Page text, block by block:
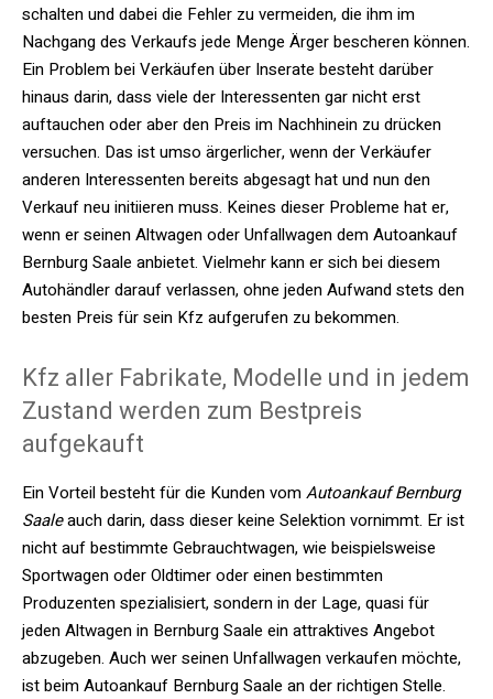
schalten und dabei die Fehler zu vermeiden, die ihm im
Nachgang des Verkaufs jede Menge Ärger bescheren können.
Ein Problem bei Verkäufen über Inserate besteht darüber
hinaus darin, dass viele der Interessenten gar nicht erst
auftauchen oder aber den Preis im Nachhinein zu drücken
versuchen. Das ist umso ärgerlicher, wenn der Verkäufer
anderen Interessenten bereits abgesagt hat und nun den
Verkauf neu initiieren muss. Keines dieser Probleme hat er,
wenn er seinen Altwagen oder Unfallwagen dem Autoankauf
Bernburg Saale anbietet. Vielmehr kann er sich bei diesem
Autohändler darauf verlassen, ohne jeden Aufwand stets den
besten Preis für sein Kfz aufgerufen zu bekommen.
Kfz aller Fabrikate, Modelle und in jedem
Zustand werden zum Bestpreis
aufgekauft
Ein Vorteil besteht für die Kunden vomAutoankauf Bernburg
Saaleauch darin, dass dieser keine Selektion vornimmt. Er ist
nicht auf bestimmte Gebrauchtwagen, wie beispielsweise
Sportwagen oder Oldtimer oder einen bestimmten
Produzenten spezialisiert, sondern in der Lage, quasi für
jeden Altwagen in Bernburg Saale ein attraktives Angebot
abzugeben. Auch wer seinen Unfallwagen verkaufen möchte,
ist beim Autoankauf Bernburg Saale an der richtigen Stelle.